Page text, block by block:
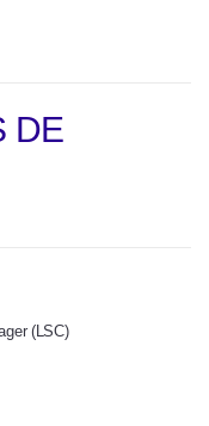
DE
(LSC)